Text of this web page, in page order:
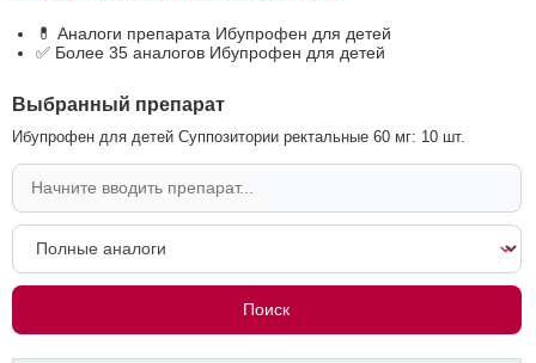
💊 Аналоги препарата Ибупрофен для детей
✅ Более 35 аналогов Ибупрофен для детей
Выбранный препарат
Ибупрофен для детей Суппозитории ректальные 60 мг: 10 шт.